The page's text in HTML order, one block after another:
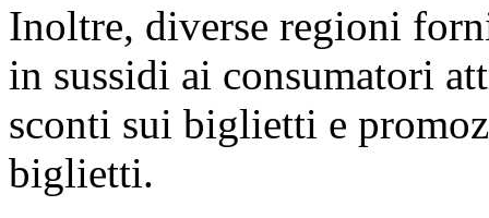
Inoltre, diverse regioni
in sussidi ai consumatori
sconti sui biglietti e
biglietti.